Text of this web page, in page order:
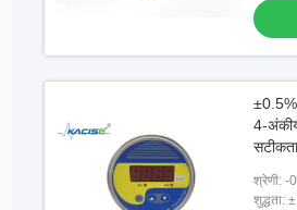
4-
श्रेणी:
शुद्धता: